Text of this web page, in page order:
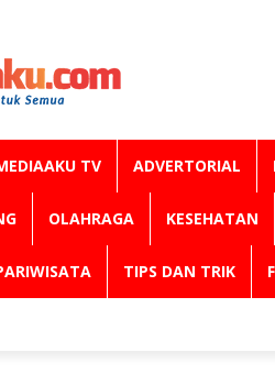
TV ADVERTORIAL
OLAHRAGA KESEHATAN
TIPS DAN TRIK